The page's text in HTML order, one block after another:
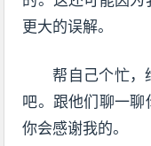
更大的误解。
帮自己个忙，
吧。跟他们聊一
你会感谢我的。